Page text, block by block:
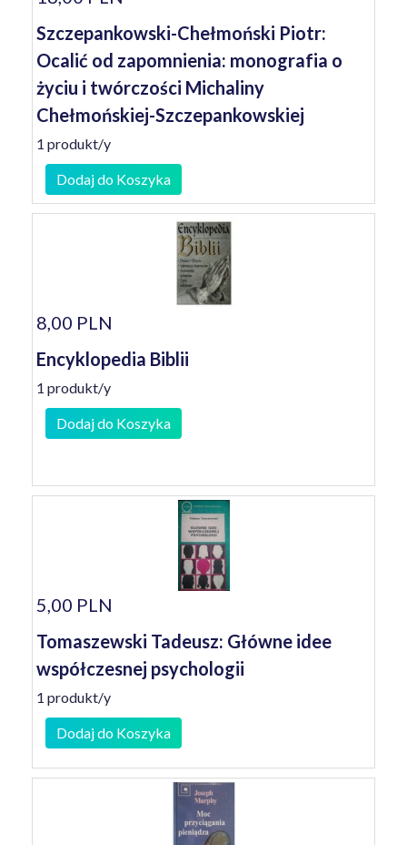
Szczepankowski-Chełmoński Piotr:
Ocalić od zapomnienia: monografia o
życiu i twórczości Michaliny
Chełmońskiej-Szczepankowskiej
1 produkt/y
Dodaj do Koszyka
8,00 PLN
Encyklopedia Biblii
1 produkt/y
Dodaj do Koszyka
5,00 PLN
Tomaszewski Tadeusz: Główne idee
współczesnej psychologii
1 produkt/y
Dodaj do Koszyka